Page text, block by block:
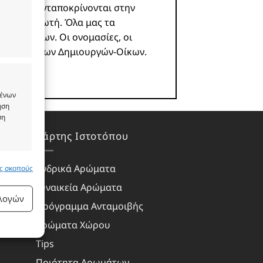
ενεργό
σκοπούς
δεν ανταποκρίνονται στην
καταναλωτή. Όλα μας τα
οίκων. Οι ονομασίες, οι
των Δημιουργών-Οίκων.
Χάρτης Ιστοτόπου
Ανδρικά Αρώματα
Γυναικεία Αρώματα
Πρόγραμμα Ανταμοιβής
Αρώματα Χώρου
Tips